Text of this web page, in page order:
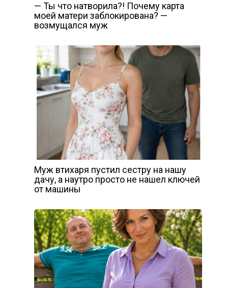
— Ты что натворила?! Почему карта
моей матери заблокирована? —
возмущался муж
Муж втихаря пустил сестру на нашу
дачу, а наутро просто не нашел ключей
от машины